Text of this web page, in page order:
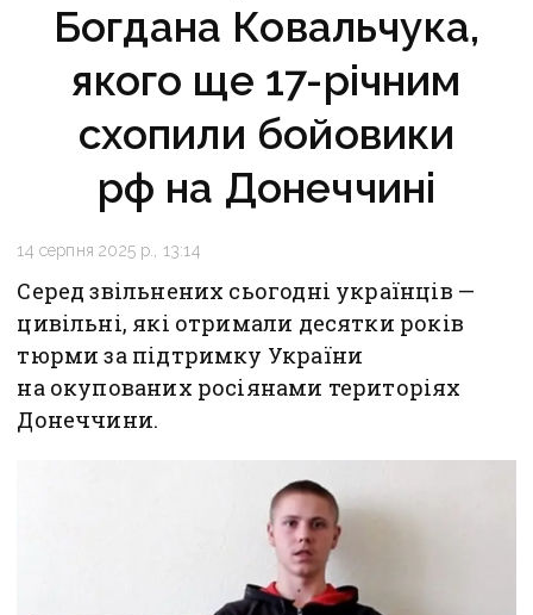
Богдана Ковальчука,
якого ще 17-річним
схопили бойовики
рф на Донеччині
14 серпня 2025 р., 13:14
Серед звільнених сьогодні українців —
цивільні, які отримали десятки років
тюрми за підтримку України
на окупованих росіянами територіях
Донеччини.